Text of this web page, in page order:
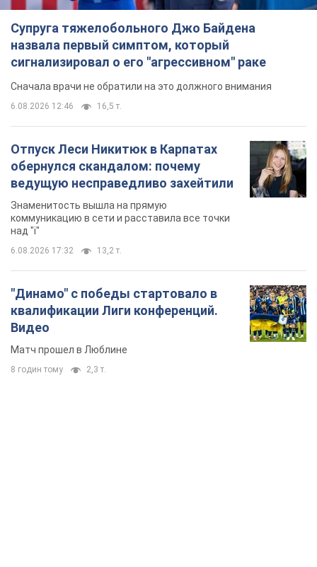
Отпуск Леси Никитюк в Карпатах
обернулся скандалом: почему
ведущую несправедливо захейтили
Знаменитость вышла на прямую
над "i"
6.08.2026 17:32 13,2 т.
"Динамо" с победы стартовало в
квалификации Лиги конференций.
Видео
Матч прошел в Люблине
8 годин тому